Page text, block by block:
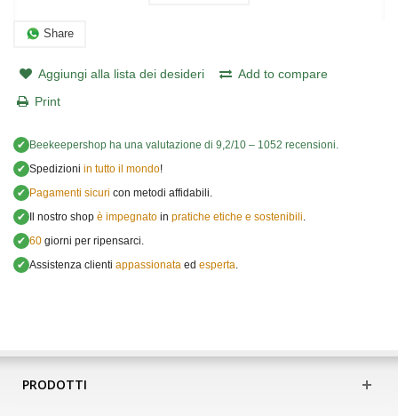
Share
Aggiungi alla lista dei desideri
Add to compare
Print
✔ Beekeepershop ha una valutazione di 9,2/10 – 1052 recensioni.
✔ Spedizioni in tutto il mondo!
✔ Pagamenti sicuri con metodi affidabili.
✔ Il nostro shop è impegnato in pratiche etiche e sostenibili
✔ 60 giorni per ripensarci.
✔ Assistenza clienti appassionata ed esperta
PRODOTTI